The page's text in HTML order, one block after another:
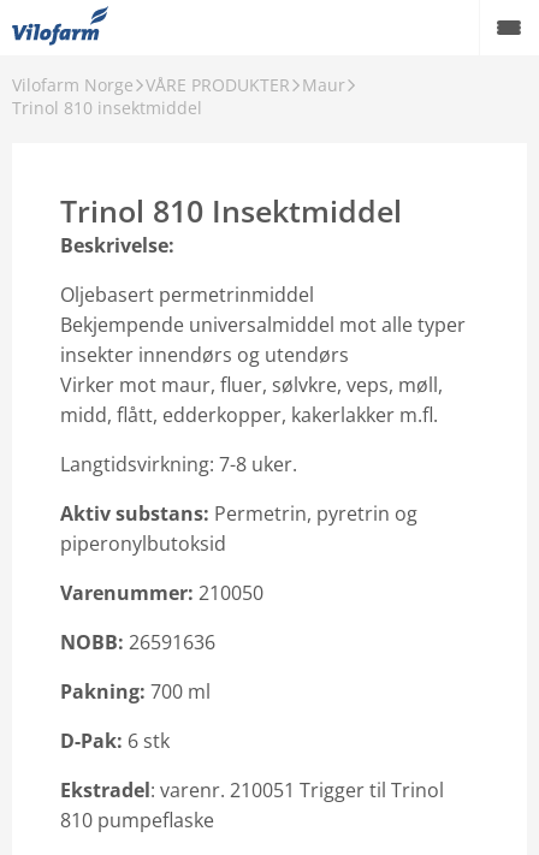
Vilofarm Norge VÅRE PRODUKTER
Maur
Trinol 810 insektmiddel
Trinol 810 Insektmiddel
Beskrivelse:
Oljebasert permetrinmiddel
Bekjempende universalmiddel mot alle typer
insekter innendørs og utendørs
Virker mot maur, fluer, sølvkre, veps, møll,
midd, flått, edderkopper, kakerlakker m.fl.
Langtidsvirkning: 7-8 uker.
Aktiv substans: Permetrin, pyretrin og
piperonylbutoksid
Varenummer: 210050
NOBB: 26591636
Pakning: 700 ml
​D-Pak: 6 stk
Ekstradel: varenr. 210051 Trigger til Trinol
810 pumpeflaske
OM OSS
VÅRE MERKEVARER
VÅRE PRODUKTER
PCO
AKTUELT
FORHANDLERE
Karriere
Godt å vite
Email: info@vilofarm.no